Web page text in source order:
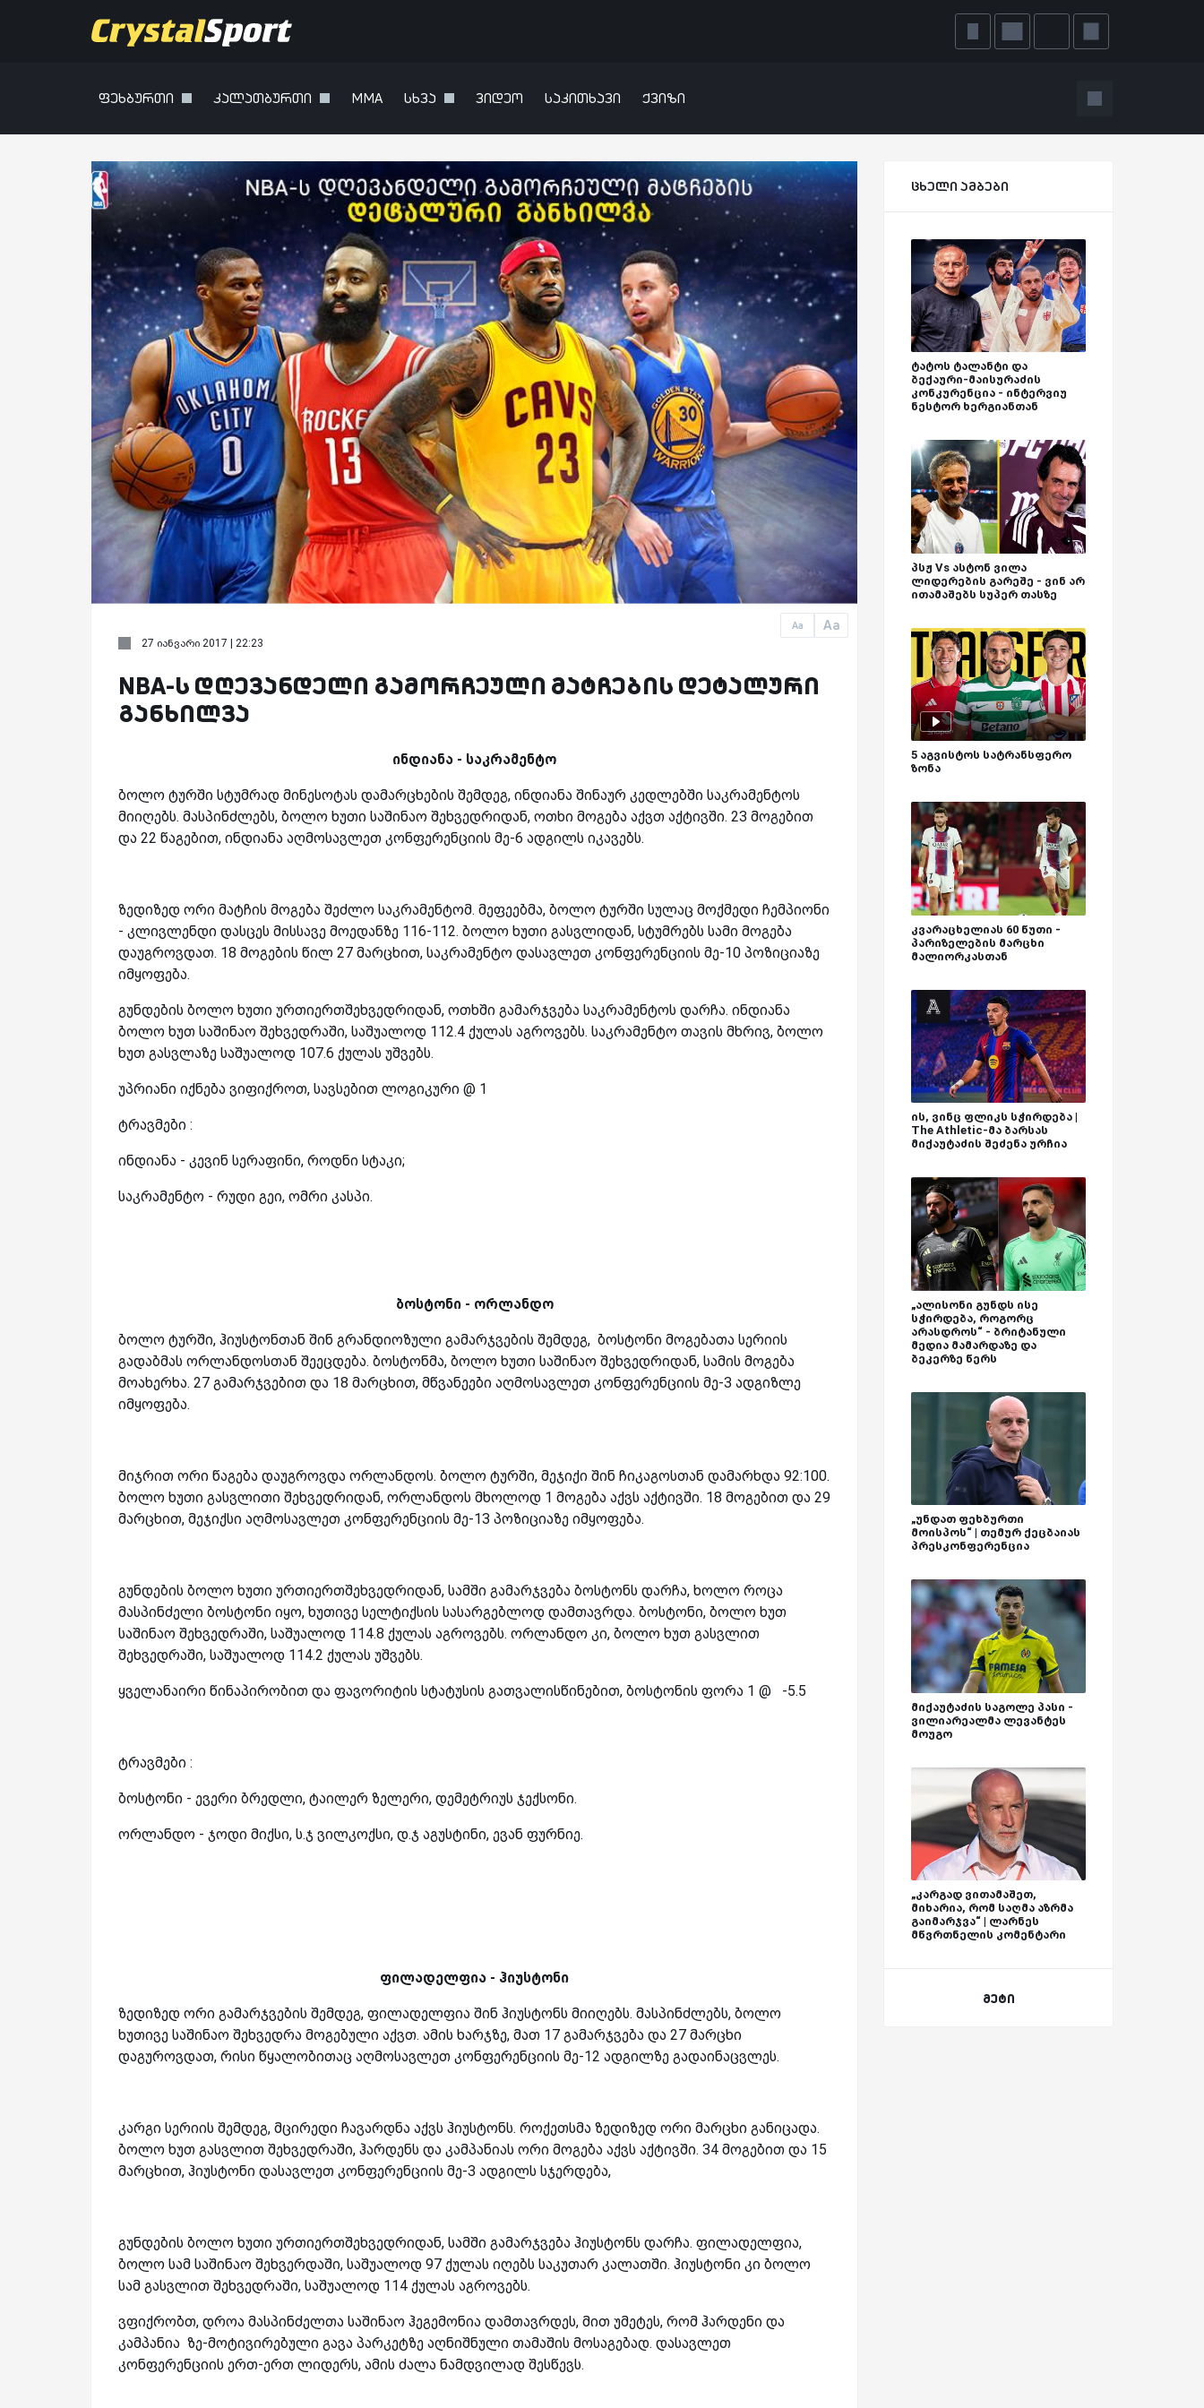
ფეხბურთი კალათბურთი MMA სხვა ვიდეო საკითხავი ქვიზი
Aa Aa
27 იანვარი 2017 | 22:23
NBA-ს დღევანდელი გამორჩეული მატჩების დეტალური
განხილვა
ინდიანა - საკრამენტო
ბოლო ტურში სტუმრად მინესოტას დამარცხების შემდეგ, ინდიანა შინაურ კედლებში საკრამენტოს
მიიღებს. მასპინძლებს, ბოლო ხუთი საშინაო შეხვედრიდან, ოთხი მოგება აქვთ აქტივში. 23 მოგებით
და 22 წაგებით, ინდიანა აღმოსავლეთ კონფერენციის მე-6 ადგილს იკავებს.
ზედიზედ ორი მატჩის მოგება შეძლო საკრამენტომ. მეფეებმა, ბოლო ტურში სულაც მოქმედი ჩემპიონი
- კლივლენდი დასცეს მისსავე მოედანზე 116-112. ბოლო ხუთი გასვლიდან, სტუმრებს სამი მოგება
დაუგროვდათ. 18 მოგების წილ 27 მარცხით, საკრამენტო დასავლეთ კონფერენციის მე-10 პოზიციაზე
იმყოფება.
გუნდების ბოლო ხუთი ურთიერთშეხვედრიდან, ოთხში გამარჯვება საკრამენტოს დარჩა. ინდიანა
ბოლო ხუთ საშინაო შეხვედრაში, საშუალოდ 112.4 ქულას აგროვებს. საკრამენტო თავის მხრივ, ბოლო
ხუთ გასვლაზე საშუალოდ 107.6 ქულას უშვებს.
უპრიანი იქნება ვიფიქროთ, სავსებით ლოგიკური @ 1
ტრავმები :
ინდიანა - კევინ სერაფინი, როდნი სტაკი;
საკრამენტო - რუდი გეი, ომრი კასპი.
ბოსტონი - ორლანდო
ბოლო ტურში, ჰიუსტონთან შინ გრანდიოზული გამარჯვების შემდეგ, ბოსტონი მოგებათა სერიის
გადაბმას ორლანდოსთან შეეცდება. ბოსტონმა, ბოლო ხუთი საშინაო შეხვედრიდან, სამის მოგება
მოახერხა. 27 გამარჯვებით და 18 მარცხით, მწვანეები აღმოსავლეთ კონფერენციის მე-3 ადგიზლე
იმყოფება.
მიჯრით ორი წაგება დაუგროვდა ორლანდოს. ბოლო ტურში, მეჯიქი შინ ჩიკაგოსთან დამარხდა 92:100.
ბოლო ხუთი გასვლითი შეხვედრიდან, ორლანდოს მხოლოდ 1 მოგება აქვს აქტივში. 18 მოგებით და 29
მარცხით, მეჯიქსი აღმოსავლეთ კონფერენციის მე-13 პოზიციაზე იმყოფება.
გუნდების ბოლო ხუთი ურთიერთშეხვედრიდან, სამში გამარჯვება ბოსტონს დარჩა, ხოლო როცა
მასპინძელი ბოსტონი იყო, ხუთივე სელტიქსის სასარგებლოდ დამთავრდა. ბოსტონი, ბოლო ხუთ
საშინაო შეხვედრაში, საშუალოდ 114.8 ქულას აგროვებს. ორლანდო კი, ბოლო ხუთ გასვლით
შეხვედრაში, საშუალოდ 114.2 ქულას უშვებს.
ყველანაირი წინაპირობით და ფავორიტის სტატუსის გათვალისწინებით, ბოსტონის ფორა 1 @ -5.5
ტრავმები :
ბოსტონი - ევერი ბრედლი, ტაილერ ზელერი, დემეტრიუს ჯექსონი.
ორლანდო - ჯოდი მიქსი, ს.ჯ ვილკოქსი, დ.ჯ აგუსტინი, ევან ფურნიე.
ფილადელფია - ჰიუსტონი
ზედიზედ ორი გამარჯვების შემდეგ, ფილადელფია შინ ჰიუსტონს მიიღებს. მასპინძლებს, ბოლო
ხუთივე საშინაო შეხვედრა მოგებული აქვთ. ამის ხარჯზე, მათ 17 გამარჯვება და 27 მარცხი
დაგუროვდათ, რისი წყალობითაც აღმოსავლეთ კონფერენციის მე-12 ადგილზე გადაინაცვლეს.
კარგი სერიის შემდეგ, მცირედი ჩავარდნა აქვს ჰიუსტონს. როქეთსმა ზედიზედ ორი მარცხი განიცადა.
ბოლო ხუთ გასვლით შეხვედრაში, ჰარდენს და კამპანიას ორი მოგება აქვს აქტივში. 34 მოგებით და 15
მარცხით, ჰიუსტონი დასავლეთ კონფერენციის მე-3 ადგილს სჯერდება,
გუნდების ბოლო ხუთი ურთიერთშეხვედრიდან, სამში გამარჯვება ჰიუსტონს დარჩა. ფილადელფია,
ბოლო სამ საშინაო შეხვერდაში, საშუალოდ 97 ქულას იღებს საკუთარ კალათში. ჰიუსტონი კი ბოლო
სამ გასვლით შეხვედრაში, საშუალოდ 114 ქულას აგროვებს.
ვფიქრობთ, დროა მასპინძელთა საშინაო ჰეგემონია დამთავრდეს, მით უმეტეს, რომ ჰარდენი და
კამპანია ზე-მოტივირებული გავა პარკეტზე აღნიშნული თამაშის მოსაგებად. დასავლეთ
კონფერენციის ერთ-ერთ ლიდერს, ამის ძალა ნამდვილად შესწევს.
ცხელი ამბები
ტატოს ტალანტი და
ბექაური-მაისურაძის
კონკურენცია - ინტერვიუ
ნესტორ ხერგიანთან
პსჟ Vs ასტონ ვილა
ლიდერების გარეშე - ვინ არ
ითამაშებს სუპერ თასზე
5 აგვისტოს სატრანსფერო
ზონა
კვარაცხელიას 60 წუთი -
პარიზელების მარცხი
მალიორკასთან
ის, ვინც ფლიკს სჭირდება |
The Athletic-მა ბარსას
მიქაუტაძის შეძენა ურჩია
„ალისონი გუნდს ისე
სჭირდება, როგორც
არასდროს“ - ბრიტანული
მედია მამარდაზე და
ბეკერზე წერს
„უნდათ ფეხბურთი
მოისპოს“ | თემურ ქეცბაიას
პრესკონფერენცია
მიქაუტაძის საგოლე პასი -
ვილიარეალმა ლევანტეს
მოუგო
„კარგად ვითამაშეთ,
მიხარია, რომ საღმა აზრმა
გაიმარჯვა“ | ლარნეს
მწვრთნელის კომენტარი
მეტი